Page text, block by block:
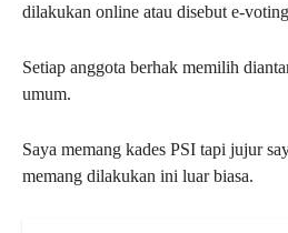
dilakukan online atau disebut e-
Setiap anggota berhak memilih
umum.
Saya memang kades PSI tapi jujur
memang dilakukan ini luar biasa.